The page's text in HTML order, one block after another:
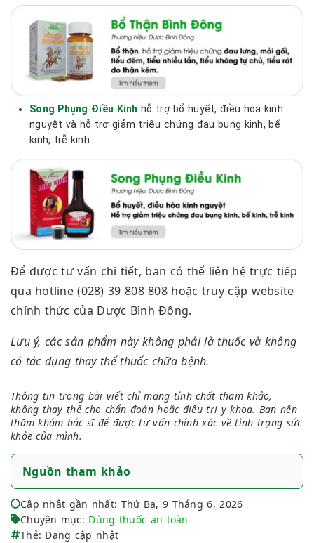
Song Phụng Điều Kinh hỗ trợ bổ huyết, điều hòa kinh
nguyệt và hỗ trợ giảm triệu chứng đau bụng kinh, bế
kinh, trễ kinh.
Để được tư vấn chi tiết, bạn có thể liên hệ trực tiếp
qua hotline (028) 39 808 808 hoặc truy cập website
chính thức của Dược Bình Đông.
Lưu ý, các sản phẩm này không phải là thuốc và không
có tác dụng thay thế thuốc chữa bệnh.
Thông tin trong bài viết chỉ mang tính chất tham khảo,
không thay thế cho chẩn đoán hoặc điều trị y khoa. Bạn nên
thăm khám bác sĩ để được tư vấn chính xác về tình trạng sức
khỏe của mình.
Nguồn tham khảo
Cập nhật gần nhất: Thứ Ba, 9 Tháng 6, 2026
Chuyên mục: Dùng thuốc an toàn
Thẻ: Đang cập nhật